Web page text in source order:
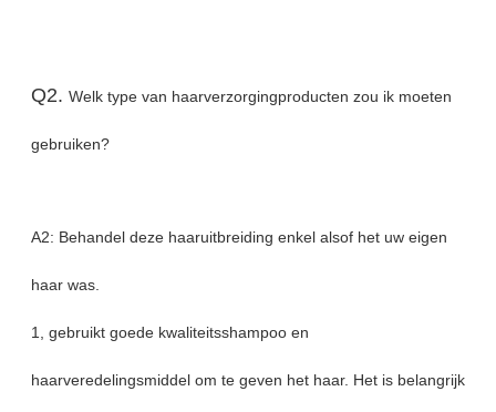
Q2. Welk type van haarverzorgingproducten zou ik moeten
gebruiken?
A2: Behandel deze haaruitbreiding enkel alsof het uw eigen
haar was.
1, gebruikt goede kwaliteitsshampoo en
haarveredelingsmiddel om te geven het haar. Het is belangrijk